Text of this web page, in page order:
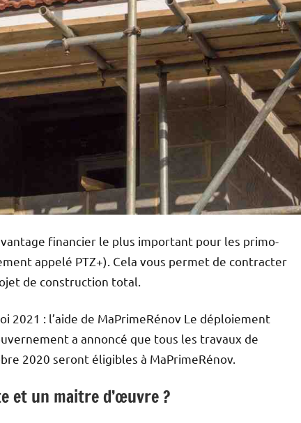
financier le plus important pour les primo-
appelé PTZ+). Cela vous permet de contracter
de construction total.
2021 : l’aide de MaPrimeRénov Le déploiement
a annoncé que tous les travaux de
2020 seront éligibles à MaPrimeRénov.
et un maitre d’œuvre ?